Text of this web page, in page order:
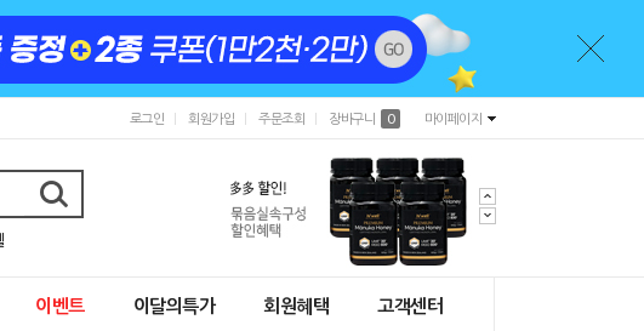
로그인 회원가입 주문조회 장바구니 0 마이페이지
이벤트 이달의특가 회원혜택 고객센터